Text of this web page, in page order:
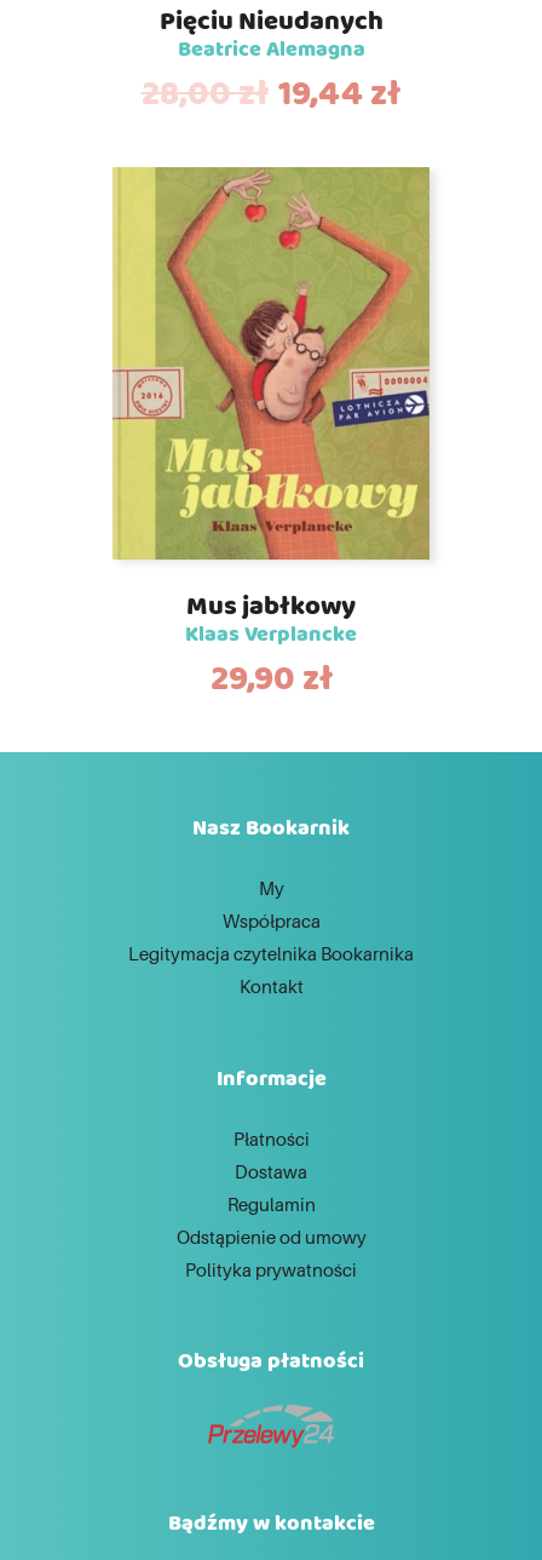
Pięciu Nieudanych
Beatrice Alemagna
28,00zł19,44zł
Mus jabłkowy
Klaas Verplancke
29,90zł
Nasz Bookarnik
My
Współpraca
Legitymacja czytelnika Bookarnika
Kontakt
Informacje
Płatności
Dostawa
Regulamin
Odstąpienie od umowy
Polityka prywatności
Obsługa płatności
Bądźmy w kontakcie